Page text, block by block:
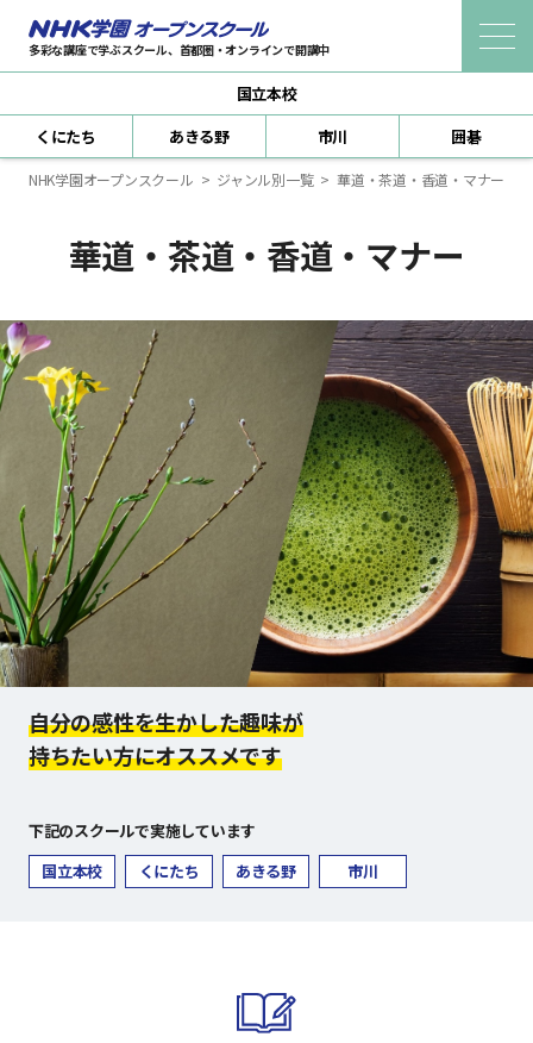
多彩な講座で学ぶスクール、首都圏・オンラインで開講中
受講までの流れ
新規会員登録
よくあるご質問
自宅で学べる 生涯学習通信講座
どこからでも学べるオンライン教室
国立本校
くにたち
あきる野 市川 囲碁
NHK学園オープンスクール ジャンル別一覧 華道・茶道・香道・マナー
華道・茶道・香道・マナー
自分の感性を生かした趣味が
持ちたい方にオススメです
下記のスクールで実施しています
国立本校
くにたち あきる野 市川